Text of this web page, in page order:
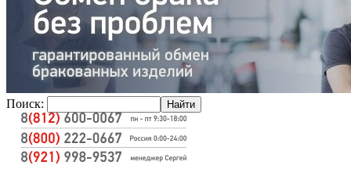
Поиск: